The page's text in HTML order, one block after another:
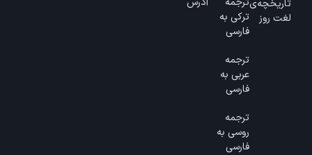
تاریخچه‌ی
لغت روز
ترکی به
فارسی
ترجمه
عربی به
فارسی
ترجمه
روسی به
فارسی